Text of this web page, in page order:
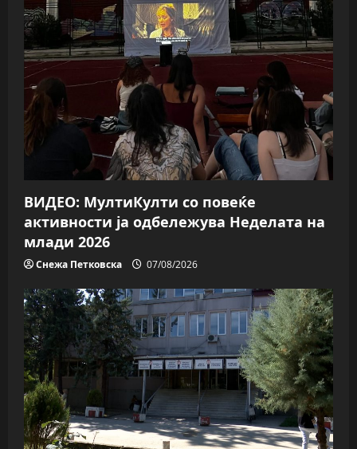
g
a
t
i
o
n
ВИДЕО: МултиКулти со повеќе
активности ја одбележува Неделата на
млади 2026
Снежа Петковска 07/08/2026